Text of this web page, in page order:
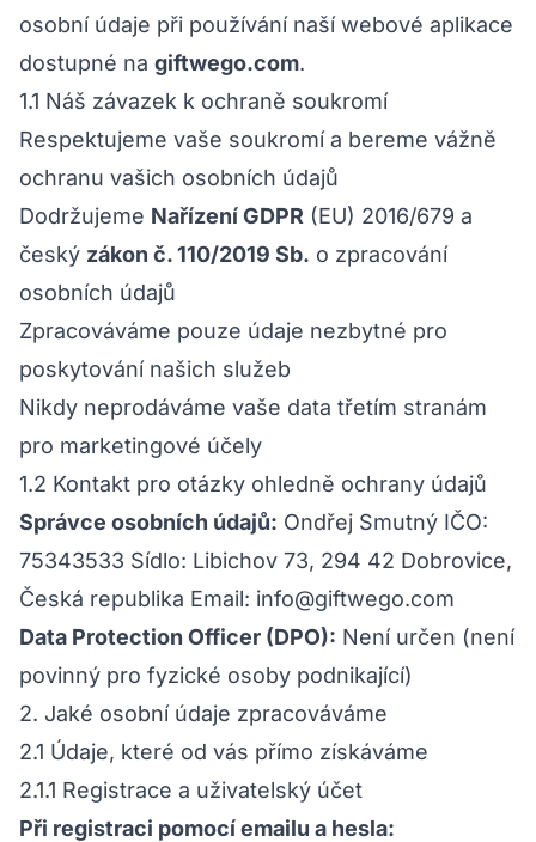
osobní údaje při používání naší webové aplikace
dostupné na giftwego.com.
1.1 Náš závazek k ochraně soukromí
Respektujeme vaše soukromí a bereme vážně
ochranu vašich osobních údajů
Dodržujeme Nařízení GDPR (EU) 2016/679 a
český zákon č. 110/2019 Sb. o zpracování
osobních údajů
Zpracováváme pouze údaje nezbytné pro
poskytování našich služeb
Nikdy neprodáváme vaše data třetím stranám
pro marketingové účely
1.2 Kontakt pro otázky ohledně ochrany údajů
Správce osobních údajů: Ondřej Smutný IČO:
75343533 Sídlo: Libichov 73, 294 42 Dobrovice,
Česká republika Email: info@giftwego.com
Data Protection Officer (DPO): Není určen (není
povinný pro fyzické osoby podnikající)
2. Jaké osobní údaje zpracováváme
2.1 Údaje, které od vás přímo získáváme
2.1.1 Registrace a uživatelský účet
Při registraci pomocí emailu a hesla: